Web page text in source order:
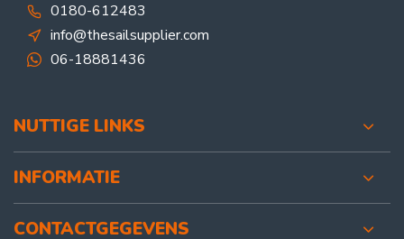
0180-612483
info@thesailsupplier.com
06-18881436
NUTTIGE LINKS
INFORMATIE
CONTACTGEGEVENS